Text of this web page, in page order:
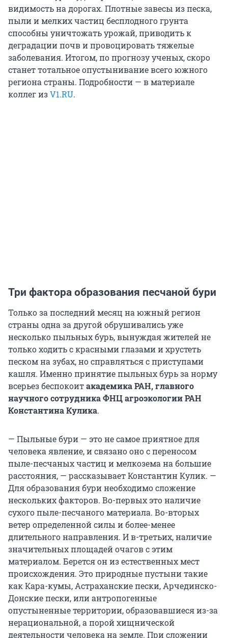
видимость на дорогах. Плотные завесы из песка,
пыли и мелких частиц бесплодного грунта
способны уничтожать урожай, приводить к
деградации почв и провоцировать тяжелые
заболевания. Итогом, по прогнозу ученых, скоро
станет тотальное опустынивание всего южного
региона страны. Подробности — в материале
коллег изV1.RU.
Три фактора образования песчаной бури
Только за последний месяц на южный регион
страны одна за другой обрушивались уже
несколько пыльных бурь, вынуждая жителей не
только ходить с красными глазами и хрустеть
песком на зубах, но справляться с приступами
кашля. Именно принятие пыльных бурь за норму
всерьез беспокоитакадемика РАН, главного
научного сотрудника ФНЦ агроэкологии РАН
Константина Кулика.
— Пыльные бури — это не самое приятное для
человека явление, и связано оно с переносом
пыле-песчаных частиц и мелкозема на большие
расстояния, — рассказывает Константин Кулик. —
Для образования бури необходимо сложение
нескольких факторов. Во-первых это наличие
сухого пыле-песчаного материала. Во-вторых
ветер определенной силы и более-менее
длительного направления. И в-третьих, наличие
значительных площадей очагов с этим
материалом. Берется он из естественных мест
происхождения. Это природные пустыни такие
как Кара-кумы, Астраханские пески, Арчединско-
Донские пески, или антропогенные
опустыненные территории, образовавшиеся из-за
нерациональной, а порой хищнической
деятельности человека на земле. При сложении